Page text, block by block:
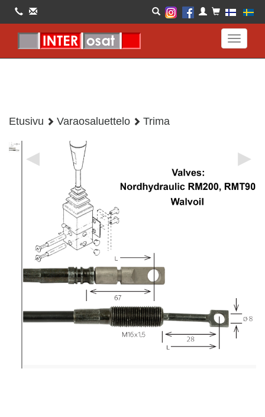
Toggle
Etusivu Varaosaluettelo Trima
◀ ▶